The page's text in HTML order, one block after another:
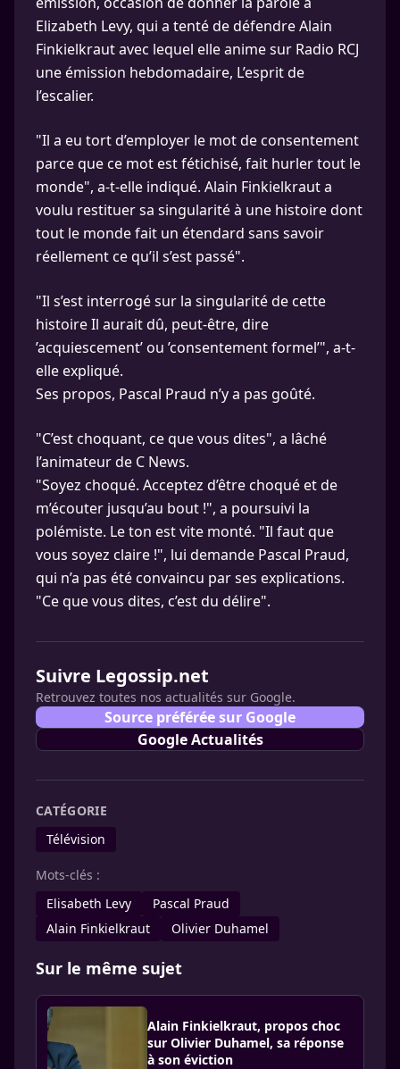
Elizabeth Levy, qui a tenté de défendre Alain
Finkielkraut avec lequel elle anime sur Radio RCJ
une émission hebdomadaire, L’esprit de
l’escalier.
"Il a eu tort d’employer le mot de consentement
parce que ce mot est fétichisé, fait hurler tout le
monde", a-t-elle indiqué. Alain Finkielkraut a
voulu restituer sa singularité à une histoire dont
tout le monde fait un étendard sans savoir
réellement ce qu’il s’est passé".
"Il s’est interrogé sur la singularité de cette
histoire Il aurait dû, peut-être, dire
’acquiescement’ ou ’consentement formel’", a-t-
elle expliqué.
Ses propos, Pascal Praud n’y a pas goûté.
"C’est choquant, ce que vous dites", a lâché
l’animateur de C News.
"Soyez choqué. Acceptez d’être choqué et de
m’écouter jusqu’au bout !", a poursuivi la
polémiste. Le ton est vite monté. "Il faut que
vous soyez claire !", lui demande Pascal Praud,
qui n’a pas été convaincu par ses explications.
"Ce que vous dites, c’est du délire".
Suivre Legossip.net
Retrouvez toutes nos actualités sur Google.
Source préférée sur Google
Google Actualités
CATÉGORIE
Télévision
Mots-clés :
Elisabeth Levy
Pascal Praud
Alain Finkielkraut
Olivier Duhamel
Sur le même sujet
Alain Finkielkraut, propos choc
sur Olivier Duhamel, sa réponse
à son éviction